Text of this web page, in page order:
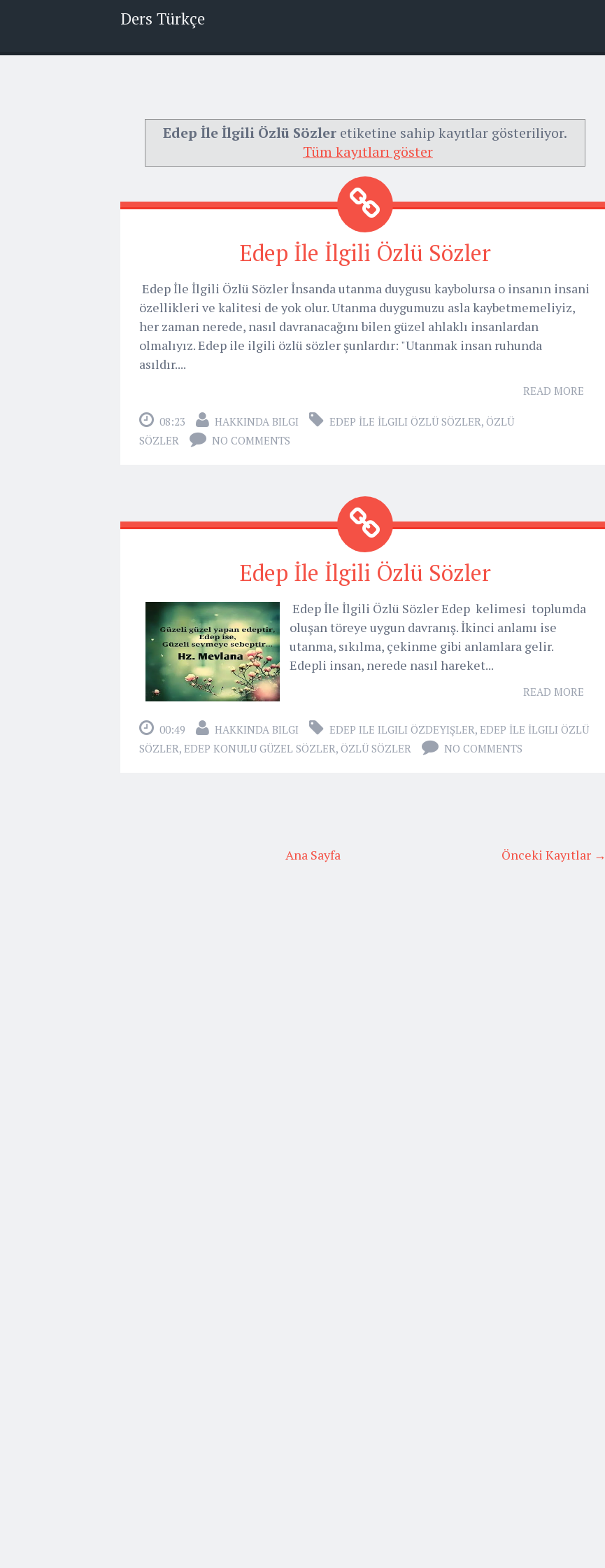
Ders Türkçe
Edep İle İlgili Özlü Sözler etiketine sahip kayıtlar gösteriliyor.
Tüm kayıtları göster
Edep İle İlgili Özlü Sözler
Edep İle İlgili Özlü Sözler İnsanda utanma duygusu kaybolursa o insanın insani
özellikleri ve kalitesi de yok olur. Utanma duygumuzu asla kaybetmemeliyiz,
her zaman nerede, nasıl davranacağını bilen güzel ahlaklı insanlardan
olmalıyız. Edep ile ilgili özlü sözler şunlardır: "Utanmak insan ruhunda
asıldır....
READ MORE
08:23 HAKKINDA BILGI EDEP İLE İLGILI ÖZLÜ SÖZLER, ÖZLÜ
SÖZLER
NO COMMENTS
Edep İle İlgili Özlü Sözler
Edep İle İlgili Özlü Sözler Edep kelimesi toplumda
oluşan töreye uygun davranış. İkinci anlamı ise
utanma, sıkılma, çekinme gibi anlamlara gelir.
Edepli insan, nerede nasıl hareket...
READ MORE
00:49 HAKKINDA BILGI EDEP ILE ILGILI ÖZDEYIŞLER, EDEP İLE İLGILI ÖZLÜ
SÖZLER, EDEP KONULU GÜZEL SÖZLER, ÖZLÜ SÖZLER NO COMMENTS
Önceki Kayıtlar →
Ana Sayfa